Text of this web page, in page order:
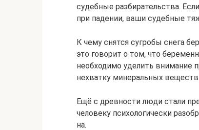
судебные разбирательства.
при падении, ваши судебные
К чему снятся сугробы снега
это говорит о том, что
необходимо уделить внимание
нехватку минеральных веществ
Ещё с древности люди стали
человеку психологически
на.